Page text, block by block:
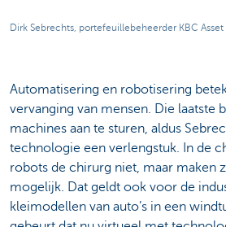
Dirk Sebrechts, portefeuillebeheerder KBC
Automatisering en robotisering
vervanging van mensen. Die laatste
machines aan te sturen, aldus
technologie een verlengstuk. In de
robots de chirurg niet, maar maken
mogelijk. Dat geldt ook voor de
kleimodellen van auto’s in een